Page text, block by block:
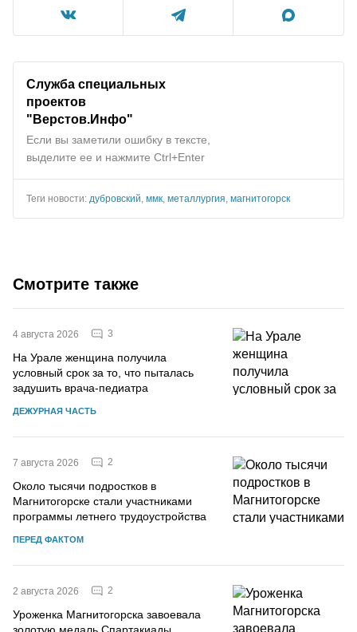
Служба специальных
проектов
"Верстов.Инфо"
Если вы заметили ошибку в тексте,
выделите ее и нажмите Ctrl+Enter
Теги новости: дубровский ммк металлургия магнитогорск
Смотрите также
4 августа 2026 3
На Урале женщина получила
условный срок за то, что пыталась
задушить врача-педиатра
ДЕЖУРНАЯ ЧАСТЬ
7 августа 2026 2
Около тысячи подростков в
Магнитогорске стали участниками
программы летнего трудоустройства
ПЕРЕД ФАКТОМ
2 августа 2026 2
Уроженка Магнитогорска завоевала
золотую медаль Спартакиады